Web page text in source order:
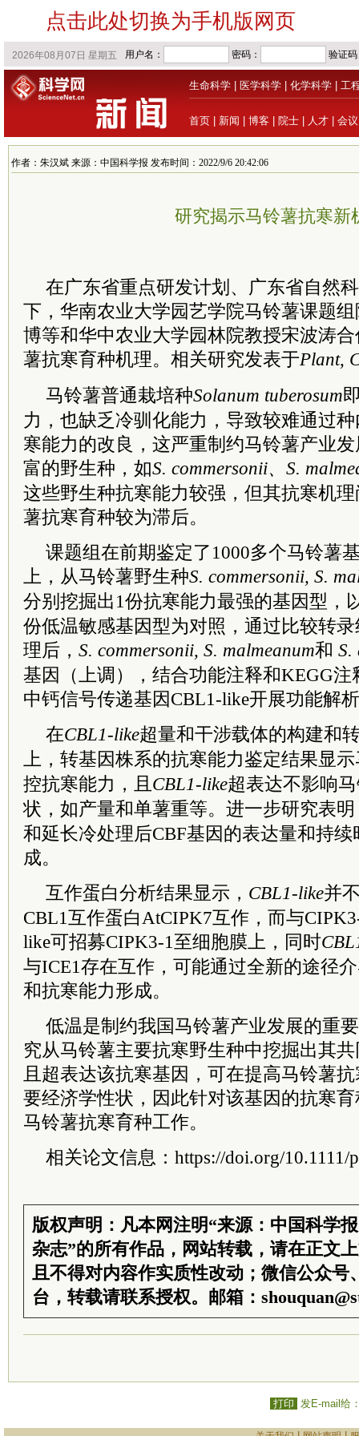
点击此处切换为手机版网页
生命科学 医学科学 化学科学 工
首页 新闻 博客 院士 人才 会议
作者：朱汉斌 来源：中国科学报 发布时间：2022/9/6 20:42:06
研究揭示马铃薯抗寒新
在广东省重点研发计划、广东省自然
下，华南农业大学园艺学院马铃薯课题
博等和华中农业大学园林院教授宋波涛
薯抗寒育种机理。相关研究发表于Plant,
马铃薯普通栽培种Solanum tuberosum
力，也缺乏冷驯化能力，导致较难通过
寒能力的改良，这严重制约马铃薯产业
富的野生种，如S. commersonii、S.
这些野生种抗寒能力较强，但其抗寒机
薯抗寒育种较为滞后。
课题组在前期鉴定了1000多个马铃薯
上，从马铃薯野生种S. commersonii, S.
分别挖掘出1份抗寒能力最强的基因型，
份低温敏感基因型为对照，通过比较转
理后， S. commersonii, S. malmeanum和 S.
基因（上调），结合功能注释和KEGG
中钙信号传递基因CBL1-like开展功能解
在CBL1-like超量和干涉载体的构建和
上，转基因株系的抗寒能力鉴定结果显
控抗寒能力，且 CBL1-like超表达不影响
状，如产量和单薯重等。进一步研究表明
和延长冷处理后CBF基因的表达量和持
成。
互作蛋白分析结果显示， CBL1-like并
CBL1互作蛋白AtCIPK7互作，而与
like可招募CIPK3-1至细胞膜上，同时
与ICE1存在互作，可能通过全新的途径
和抗寒能力形成。
低温是制约我国马铃薯产业发展的重
究从马铃薯主要抗寒野生种中挖掘出其
且超表达该抗寒基因，可在提高马铃薯
要经济学性状，因此针对该基因的抗寒
马铃薯抗寒育种工作。
相关论文信息：https://doi.org/10.1111/
版权声明：凡本网注明“来源：中国科学
杂志”的所有作品，网站转载，请在正文
且不得对内容作实质性改动；微信公众号
台，转载请联系授权。邮箱：
打印 发E-mail给